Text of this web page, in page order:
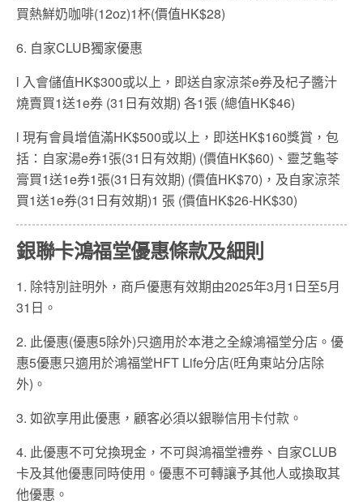
買熱鮮奶咖啡(12oz)1杯(價值HK$28)
6. 自家CLUB獨家優惠
l 入會儲值HK$300或以上，即送自家涼茶e券及杞子醬汁
燒賣買1送1e券 (31日有效期) 各1張 (總值HK$46)
l 現有會員增值滿HK$500或以上，即送HK$160獎賞，包
括：自家湯e券1張(31日有效期) (價值HK$60)、靈芝龜苓
膏買1送1e券1張(31日有效期) (價值HK$70)，及自家涼茶
買1送1e券(31日有效期)1 張 (價值HK$26-HK$30)
銀聯卡鴻福堂優惠條款及細則
1. 除特別註明外，商戶優惠有效期由2025年3月1日至5月
31日。
2. 此優惠(優惠5除外)只適用於本港之全線鴻福堂分店。優
惠5優惠只適用於鴻福堂HFT Life分店(旺角東站分店除
外)。
3. 如欲享用此優惠，顧客必須以銀聯信用卡付款。
4. 此優惠不可兌換現金，不可與鴻福堂禮券、自家CLUB
卡及其他優惠同時使用。優惠不可轉讓予其他人或換取其
他優惠。